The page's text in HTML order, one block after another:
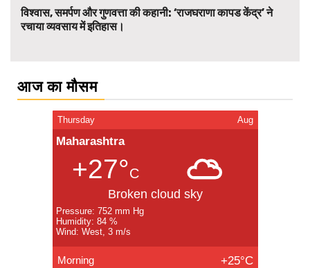
विश्वास, समर्पण और गुणवत्ता की कहानी: ‘राजघराणा कापड केंद्र’ ने
रचाया व्यवसाय में इतिहास।
आज का मौसम
Thursday Aug
Maharashtra
+27°C
Broken cloud sky
Pressure: 752 mm Hg
Humidity: 84 %
Wind: West, 3 m/s
Morning +25°C